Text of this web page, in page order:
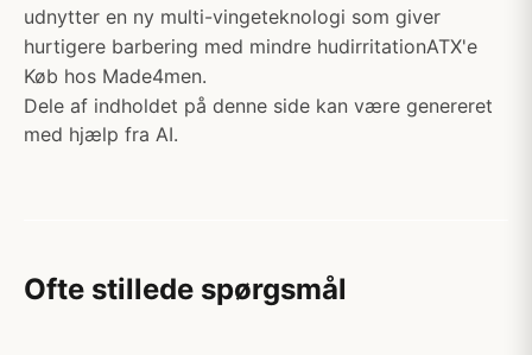
udnytter en ny multi-vingeteknologi som giver
hurtigere barbering med mindre hudirritationATX'e
Køb hos Made4men.
Dele af indholdet på denne side kan være genereret
med hjælp fra AI.
Ofte stillede spørgsmål